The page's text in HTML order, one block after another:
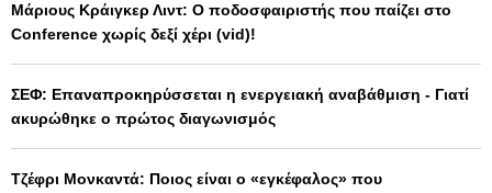
Μάριους Κράιγκερ Λιντ: Ο ποδοσφαιριστής που παίζει στο
Conference χωρίς δεξί χέρι (vid)!
ΣΕΦ: Επαναπροκηρύσσεται η ενεργειακή αναβάθμιση - Γιατί
ακυρώθηκε ο πρώτος διαγωνισμός
Τζέφρι Μονκαντά: Ποιος είναι ο «εγκέφαλος» που